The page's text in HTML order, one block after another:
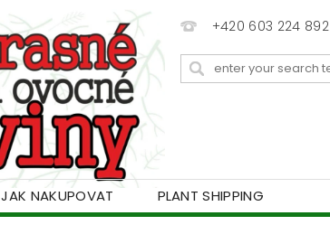
+420 603 224 892
JAK NAKUPOVAT PLANT SHIPPING